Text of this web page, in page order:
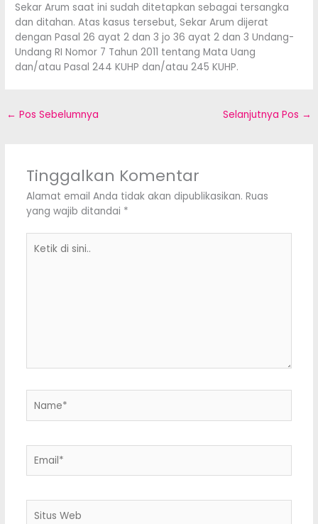
Sekar Arum saat ini sudah ditetapkan sebagai tersangka
dan ditahan. Atas kasus tersebut, Sekar Arum dijerat
dengan Pasal 26 ayat 2 dan 3 jo 36 ayat 2 dan 3 Undang-
Undang RI Nomor 7 Tahun 2011 tentang Mata Uang
dan/atau Pasal 244 KUHP dan/atau 245 KUHP.
← Pos Sebelumnya Selanjutnya Pos →
Tinggalkan Komentar
Alamat email Anda tidak akan dipublikasikan. Ruas
yang wajib ditandai *